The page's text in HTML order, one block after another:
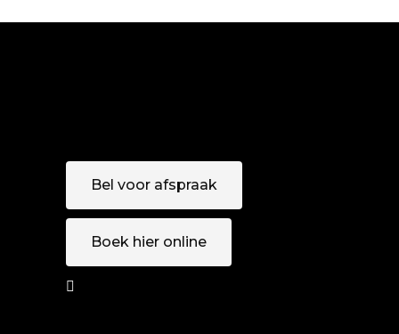
Bel voor afspraak
Boek hier online